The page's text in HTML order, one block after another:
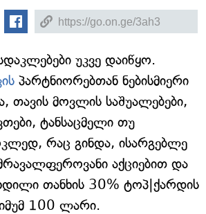
უკვე დაიწყო.
პარტნიორებთან ნებისმიერი
თავის მოვლის საშუალებები,
ტანსაცმელი თუ
რაც გინდა, ისარგებლე
აქციებით და
თანხის 30% ტოპ|ქარდის
100 ლარი.